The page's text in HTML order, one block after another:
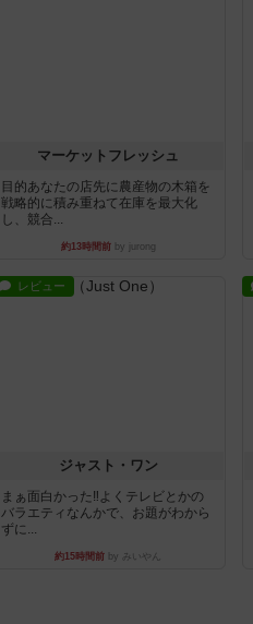
マーケットフレッシュ
目的あなたの店先に農産物の木箱を
戦略的に積み重ねて在庫を最大化
し、競合...
約13時間前by jurong
レビュー
ジャスト・ワン
まぁ面白かった‼️よくテレビとかの
バラエティなんかで、お題がわから
ずに...
約15時間前 by みいやん